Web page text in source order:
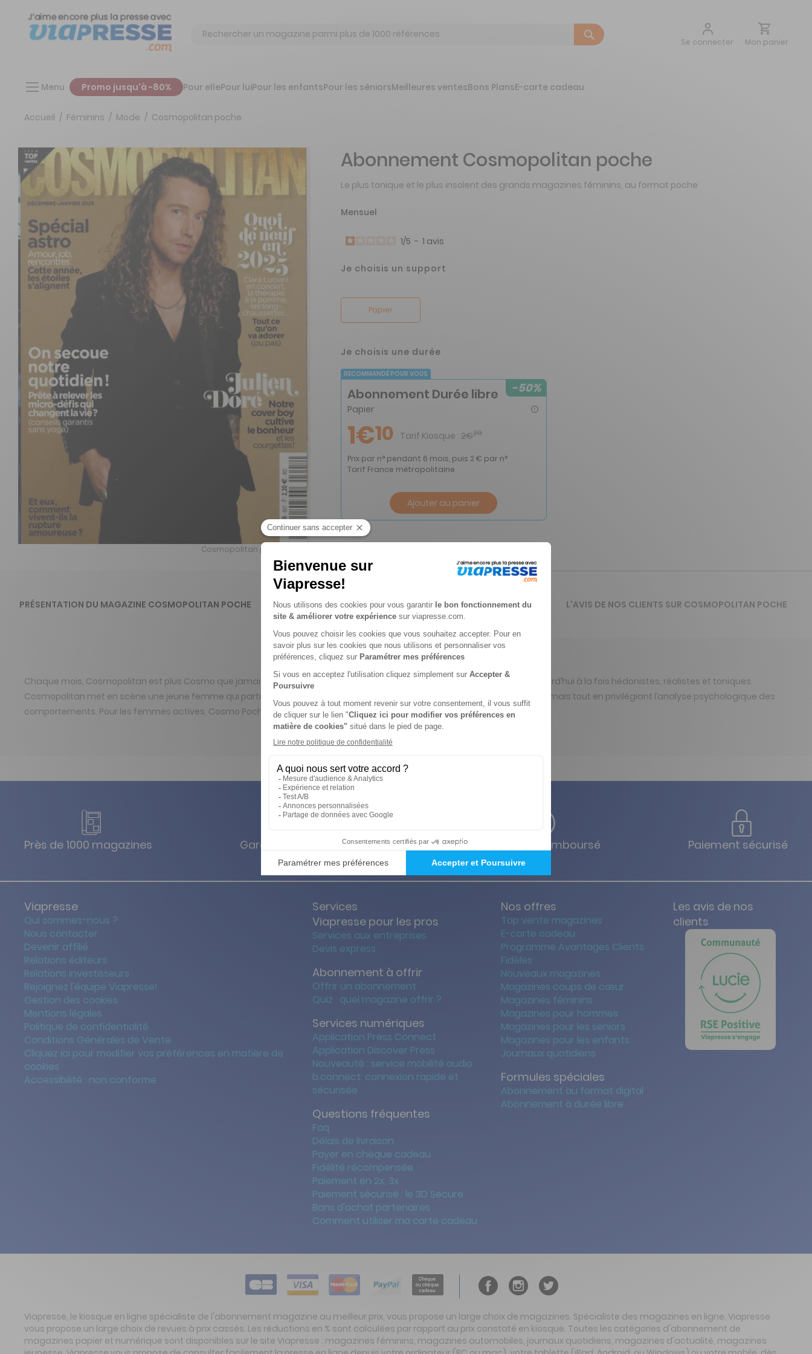
Chercher
Se connecter
Aller
Mon panier
Menu Promo jusqu'à -80% Pour ellePour luiPour les enfantsPour les séniorsMeilleures ventesBons PlansE-carte cadeau
Accueil Féminins Mode Cosmopolitan poche
Cosmopolitan poche n° 625
Abonnement Cosmopolitan poche
Le plus tonique et le plus insolent des grands magazines féminins, au format poche
Mensuel
1/5 - 1 avis
Je choisis un support
Papier
Je choisis une durée
RECOMMANDÉ POUR VOUS
-50%
Abonnement Durée libre
Papier
1€10 Tarif Kiosque : 2€20
Prix par n° pendant 6 mois, puis 2 € par n°
Tarif France métropolitaine
Ajouter au panier
PRÉSENTATION DU MAGAZINE COSMOPOLITAN POCHE
Chaque mois, Cosmopolitan est plus Cosmo que jamais quand il s’adresse, avec impertinence, aux jeunes femmes d’aujourd’hui à la fois hédonistes, réalistes et toniques.
Cosmopolitan met en scène une jeune femme qui participe pleinement aux évolutions et tendances de la société actuelle mais tout en privilégiant l’analyse psychologique des
comportements. Pour les femmes actives, Cosmo Poche est la formule pratique qui tient dans le sac à main.
L'AVIS DE VIAPRESSE SUR COSMOPOLITAN POCHE L'AVIS DE NOS CLIENTS SUR COSMOPOLITAN POCHE
Près de 1000 magazines Garanties des prix les + bas Satisfait ou remboursé Paiement sécurisé
Viapresse
Qui sommes-nous ?
Nous contacter
Devenir affilié
Relations éditeurs
Relations investisseurs
Rejoignez l'équipe Viapresse!
Gestion des cookies
Mentions légales
Politique de confidentialité
Conditions Générales de Vente
Cliquez ici pour modifier vos préférences en matière de
cookies
Accessibilité : non conforme
Services
Viapresse pour les pros
Services aux entreprises
Devis express
Abonnement à offrir
Offrir un abonnement
Quiz : quel magazine offrir ?
Services numériques
Application Press Connect
Application Discover Press
Nouveauté : service mobilité audio
b.connect: connexion rapide et
sécurisée
Questions fréquentes
Faq
Délais de livraison
Payer en chèque cadeau
Fidélité récompensée
Paiement en 2x, 3x
Paiement sécurisé : le 3D Secure
Bons d'achat partenaires
Comment utiliser ma carte cadeau
Nos offres
Top vente magazines
E-carte cadeau
Programme Avantages Clients
Fidèles
Nouveaux magazines
Magazines coups de cœur
Magazines féminins
Magazines pour hommes
Magazines pour les seniors
Magazines pour les enfants
Journaux quotidiens
Formules spéciales
Abonnement au format digital
Abonnement à durée libre
Les avis de nos
clients
Viapresse, le kiosque en ligne spécialiste de l'abonnement magazine au meilleur prix, vous propose un large choix de magazines. Spécialiste des magazines en ligne, Viapresse
vous propose un large choix de revues à prix cassés. Les réductions en % sont calculées par rapport au prix constaté en kiosque. Toutes les catégories d'abonnement de
magazines papier et numérique sont disponibles sur le site Viapresse : magazines féminins, magazines automobiles, journaux quotidiens, magazines d'actualité, magazines